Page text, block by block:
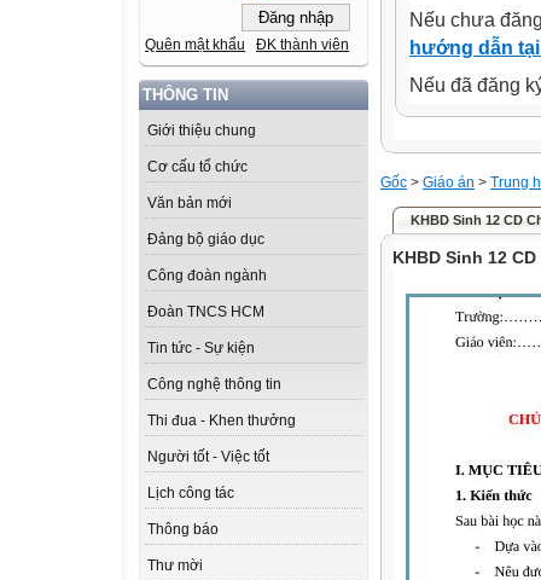
Quên mật khẩu ĐK thành viên
THÔNG TIN
Giới thiệu chung
Cơ cấu tổ chức
Văn bản mới
Đảng bộ giáo dục
Công đoàn ngành
Đoàn TNCS HCM
Tin tức - Sự kiện
Công nghệ thông tin
Thi đua - Khen thưởng
Người tốt - Việc tốt
Lịch công tác
Thông báo
Thư mời
Nếu chưa
hướng dẫn
Nếu đã đăng
Gốc > Giáo án > Trung
KHBD Sinh 12 CD
KHBD Sinh 12